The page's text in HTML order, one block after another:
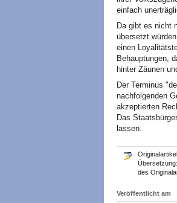
einfach
Da gibt es nicht
übersetzt
einen
Behauptungen,
hinter Zäunen
Der Terminus
nachfolgenden
akzeptierten
Das
lassen.
des
Veröffentlicht am